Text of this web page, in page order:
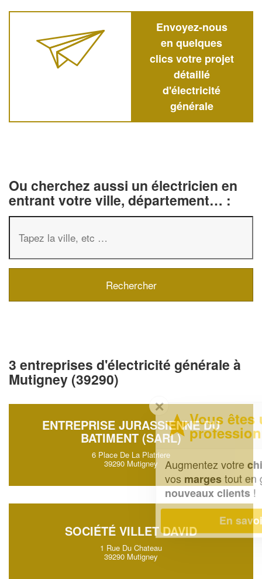
Envoyez-nous
en quelques
clics votre projet
détaillé
d'électricité
générale
Ou cherchez aussi un électricien en
entrant votre ville, département… :
3 entreprises d'électricité générale à
Mutigney (39290)
ENTREPRISE JURASSIENNE DU
BATIMENT (SARL)
6 Place De La Platriere
39290 Mutigney
SOCIÉTÉ VILLET DAVID
1 Rue Du Chateau
39290 Mutigney
✕
Vous êtes un
professionnel ?
Augmentez votrechiffre d'affaireset
tout en gagnant de